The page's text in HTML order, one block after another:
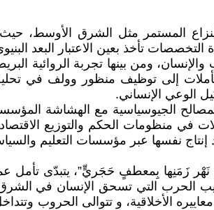
المستمر مثل الشرق الأوسط، حيث
تأخذ بعين الاعتبار البعد
ومن بينها تجربة الروائية
التأملات إلى توظيف منظور وولف في
الوعي الإنساني.
الجيوسياسية مع الهشاشة
في منظومات الحكم والتوزيع
إنتاج نفسها عبر مؤسسات التعليم
نَهْر زَمَنِها بِمعطفٍ حَجَريٍّ”، يتبدّى
الحرب التي تسحق الإنسان في
الأخلاقية، و تتوالى الحروب